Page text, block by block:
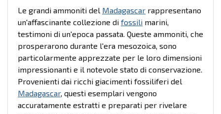
Le grandi ammoniti del Madagascar rappresentano
un'affascinante collezione di fossili marini,
testimoni di un'epoca passata. Queste ammoniti, che
prosperarono durante l'era mesozoica, sono
particolarmente apprezzate per le loro dimensioni
impressionanti e il notevole stato di conservazione.
Provenienti dai ricchi giacimenti fossiliferi del
Madagascar, questi esemplari vengono
accuratamente estratti e preparati per rivelare